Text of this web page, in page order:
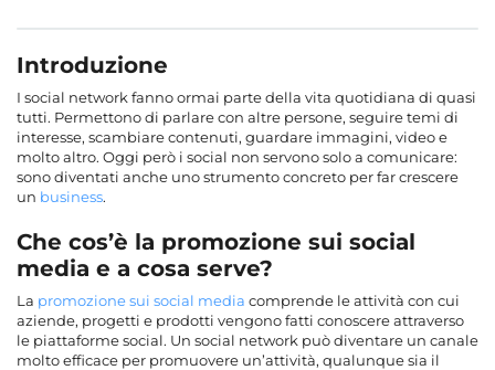
Introduzione
I social network fanno ormai parte della vita quotidiana di quasi
tutti. Permettono di parlare con altre persone, seguire temi di
interesse, scambiare contenuti, guardare immagini, video e
molto altro. Oggi però i social non servono solo a comunicare:
sono diventati anche uno strumento concreto per far crescere
un business.
Che cos’è la promozione sui social
media e a cosa serve?
La promozione sui social media comprende le attività con cui
aziende, progetti e prodotti vengono fatti conoscere attraverso
le piattaforme social. Un social network può diventare un canale
molto efficace per promuovere un’attività, qualunque sia il